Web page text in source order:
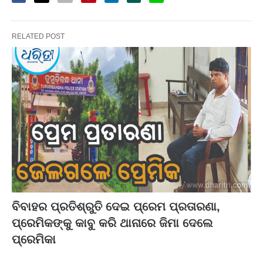
RELATED POST
ବିବାହର ପ୍ରତିଶ୍ରୁତି ଦେଇ ପ୍ରେମ ପ୍ରତାରଣା,
ପ୍ରେମିକଙ୍କୁ କାବୁ କରି ଥାନାରେ ଜିମା ଦେଲେ
ପ୍ରେମିକା